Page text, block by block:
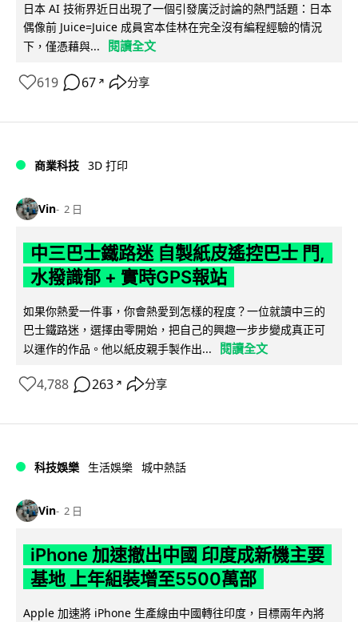
日本 AI 技術界近日出現了一個引發廣泛討論的熱門話題：日本
偶像前 Juice=Juice 成員宮本佳林在完全沒有編程經驗的情況
下，僅憑藉與...
閱讀全文
619 67 ↗ 分享
商業科技 3D 打印
Vin 2 日
中三巴士鐵路迷 自製紙皮遙控巴士 門,
水撥識郁 + 實時GPS報站
如果你熱愛一件事，你會熱愛到怎樣的程度？一位就讀中三的
巴士鐵路迷，選擇由零開始，把自己的興趣一步步變成真正可
以運作的作品。他以紙皮親手製作出...
閱讀全文
4,788 263 ↗ 分享
科技娛樂 生活娛樂 城中熱話
Vin 2 日
iPhone 加速撤出中國 印度成新機主要
基地 上年組裝增至5500萬部
Apple 加速將 iPhone 生產線由中國轉往印度，目標兩年內將